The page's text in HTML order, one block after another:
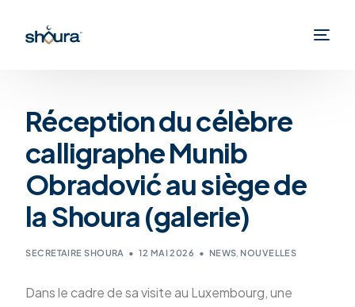
Réception du célèbre
calligraphe Munib
Obradović au siège de
la Shoura (galerie)
SECRETAIRE SHOURA 12 MAI 2026 NEWS NOUVELLES
Dans le cadre de sa visite au Luxembourg, une